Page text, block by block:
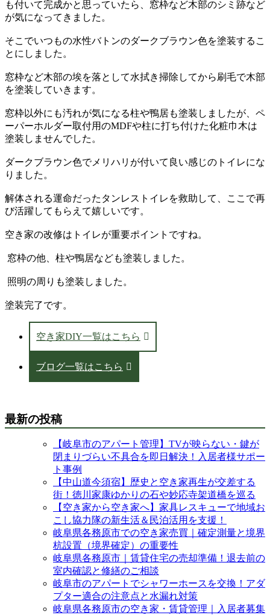
も付いて完成かと思っていたら、窓枠など木部のシミ跡など
が気になってきました。
そこでいつもの水性バトンのダークブラウン色を塗装するこ
とにしました。
窓枠など木部の埃を落として水拭き掃除してから刷毛で木部
を塗装していきます。
窓枠以外にも汚れが気になる柱や鴨居も塗装しましたが、ペ
ーパーホルダー取付用のMDFや柱に打ち付けた化粧巾木は
塗装しませんでした。
ダークブラウン色でメリハリが付いて良い感じのトイレにな
りました。
解体される運命だったタンレストイレを救助して、ここで再
び活躍してもらえて嬉しいです。
空き家の改修はトイレが重要ポイントですね。
窓枠の他、柱や鴨居なども塗装しました。
照明の周りも塗装しました。
塗装完了です。
空き家DIY一覧はこちら
ブログ一覧はこちら
最新の投稿
【岐阜市のアパート管理】TVが映らない・鍵が
閉まりづらい不具合を即日解決！入居者様サポー
ト事例
【中山道今須宿】歴史と空き家再生が交差する
街！徳川家康ゆかりの石や妙応寺架道橋を巡る
【空き家から空き家へ】家具レスキューで地域お
こし協力隊の新生活＆民泊活用を支援！
岐阜県各務原市での空き家売買｜確定測量と境界
杭設置（境界確定）の重要性
岐阜県各務原市｜賃貸住宅の売却準備！退去前の
室内確認と修繕のご相談
岐阜市のアパートでシャワーホースを交換！アダ
プター適合の注意点と水漏れ対策
岐阜県各務原市の空き家・賃貸管理｜入居者募集